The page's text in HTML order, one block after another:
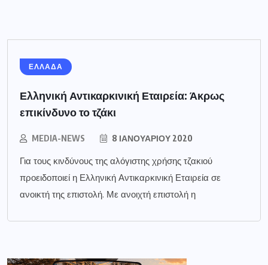
ΕΛΛΑΔΑ
Ελληνική Αντικαρκινική Εταιρεία: Άκρως
επικίνδυνο το τζάκι
MEDIA-NEWS 8 ΙΑΝΟΥΑΡΊΟΥ 2020
Για τους κινδύνους της αλόγιστης χρήσης τζακιού
προειδοποιεί η Ελληνική Αντικαρκινική Εταιρεία σε
ανοικτή της επιστολή. Με ανοιχτή επιστολή η